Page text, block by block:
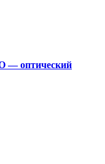
— оптический